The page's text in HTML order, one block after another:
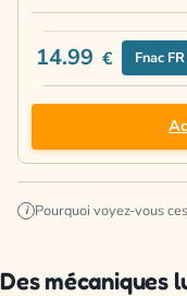
14.99 € Fnac FR
i Pourquoi voyez-vous
Des mécaniques